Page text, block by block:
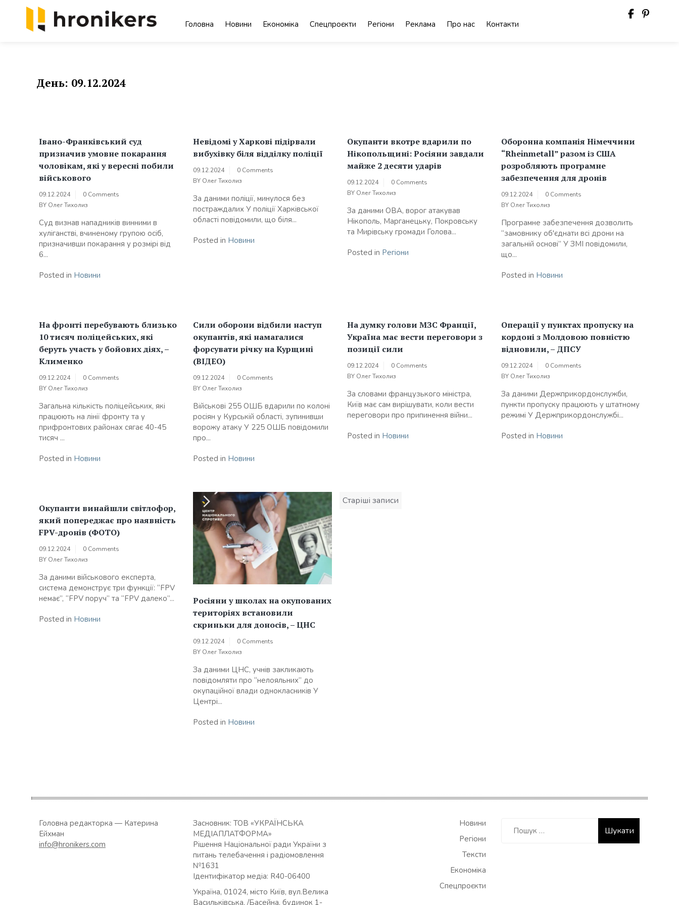
Головна Новини Економіка Спецпроєкти Регіони Реклама Про нас Контакти
День: 09.12.2024
Івано-Франківський суд
призначив умовне покарання
чоловікам, які у вересні побили
військового
09.12.2024
0 Comments
BY Олег Тихолиз
Суд визнав нападників винними в
хуліганстві, вчиненому групою осіб,
призначивши покарання у розмірі від
6...
Posted in Новини
Невідомі у Харкові підірвали
вибухівку біля відділку поліції
09.12.2024
0 Comments
BY Олег Тихолиз
За даними поліції, минулося без
постраждалих У поліції Харківської
області повідомили, що біля...
Posted in Новини
Окупанти вкотре вдарили по
Нікопольщині: Росіяни завдали
майже 2 десяти ударів
09.12.2024
0 Comments
BY Олег Тихолиз
За даними ОВА, ворог атакував
Нікополь, Марганецьку, Покровську
та Мирівську громади Голова...
Posted in Регіони
Оборонна компанія Німеччини
“Rheinmetall” разом із США
розробляють програмне
забезпечення для дронів
09.12.2024
0 Comments
BY Олег Тихолиз
Програмне забезпечення дозволить
“замовнику об'єднати всі дрони на
загальній основі” У ЗМІ повідомили,
що...
Posted in Новини
На фронті перебувають близько
10 тисяч поліцейських, які
беруть участь у бойових діях, –
Клименко
09.12.2024
0 Comments
BY Олег Тихолиз
Загальна кількість поліцейських, які
працюють на лінії фронту та у
прифронтових районах сягає 40-45
тисяч ...
Posted in Новини
Сили оборони відбили наступ
окупантів, які намагалися
форсувати річку на Курщині
(ВІДЕО)
09.12.2024
0 Comments
BY Олег Тихолиз
Військові 255 ОШБ вдарили по колоні
росіян у Курській області, зупинивши
ворожу атаку У 225 ОШБ повідомили
про...
Posted in Новини
На думку голови МЗС Франції,
Україна має вести переговори з
позиції сили
09.12.2024
0 Comments
BY Олег Тихолиз
За словами французького міністра,
Київ має сам вирішувати, коли вести
переговори про припинення війни...
Posted in Новини
Операції у пунктах пропуску на
кордоні з Молдовою повністю
відновили, – ДПСУ
09.12.2024
0 Comments
BY Олег Тихолиз
За даними Держприкордонслужби,
пункти пропуску працюють у штатному
режимі У Держприкордонслужбі...
Posted in Новини
Окупанти винайшли світлофор,
який попереджає про наявність
FPV-дронів (ФОТО)
09.12.2024
0 Comments
BY Олег Тихолиз
За даними військового експерта,
система демонструє три функції: “FPV
немає”, “FPV поруч” та “FPV далеко”...
Posted in Новини
Росіяни у школах на окупованих
територіях встановили
скриньки для доносів, – ЦНС
09.12.2024
0 Comments
BY Олег Тихолиз
За даними ЦНС, учнів закликають
повідомляти про “нелояльних” до
окупаційної влади однокласників У
Центрі...
Posted in Новини
Навігація
Старіші записи
Головна редакторка — Катерина
Ейхман
info@hronikers.com
Засновник: ТОВ «УКРАЇНСЬКА
МЕДІАПЛАТФОРМА»
Рішення Національної ради України з
питань телебачення і радіомовлення
№1631
Ідентифікатор медіа: R40-06400
Україна, 01024, місто Київ, вул.Велика
Васильківська, /Басейна, будинок 1-
Новини
Регіони
Тексти
Економіка
Спецпроєкти